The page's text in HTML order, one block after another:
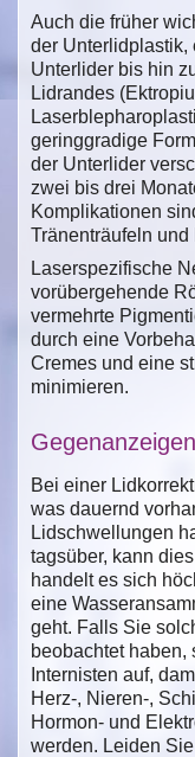
Auch die früher
der Unterlidplastik,
Unterlider bis hin
Lidrandes
geringgradige
der Unterlider
zwei bis drei
Komplikationen
Tränenträufeln
Laserspezifische
vorübergehende
vermehrte
durch eine
Cremes und eine
minimieren.
Gegenanzeigen
Bei einer
was dauernd
Lidschwellungen
tagsüber, kann
handelt es sich
eine
geht. Falls Sie
beobachtet haben,
Internisten auf,
Herz-, Nieren-,
Hormon- und
werden. Leiden